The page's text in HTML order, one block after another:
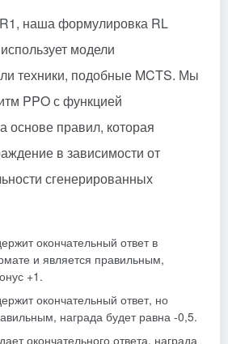
наша формулировка RL
модели
техники, подобные MCTS. Мы
PPO с функцией
основе правил, которая
в зависимости от
сгенерированных
окончательный ответ в
и является правильным,
+1.
окончательный ответ, но
награда будет равна -0,5.
окончательного ответа, награда